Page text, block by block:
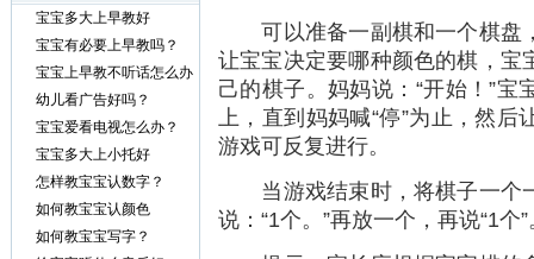
可以准备一副棋和一个棋盘
让宝宝决定要哪种颜色的棋，宝
己的棋子。妈妈说：“开始！”
上，直到妈妈喊“停”为止，然
游戏可反复进行。
当游戏结束时，将棋子一个
说：“1个。”再放一个，再说“1
宝宝多大上早教好
宝宝有必要上早教吗？
宝宝上早教不听话怎么办
幼儿看广告好吗？
宝宝爱看电视怎么办？
宝宝多大上小托好
怎样教宝宝认数字？
如何教宝宝认颜色
如何教宝宝写字？